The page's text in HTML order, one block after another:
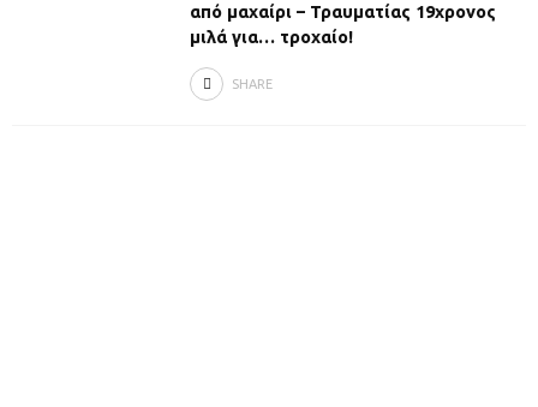
από μαχαίρι – Τραυματίας 19χρονος
μιλά για… τροχαίο!
SHARE